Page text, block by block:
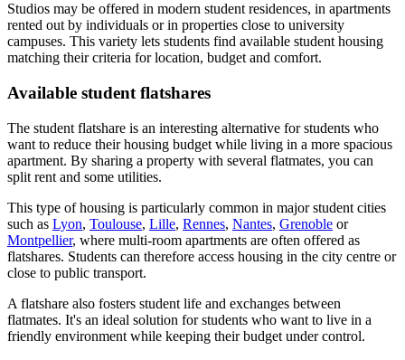
Studios may be offered in modern student residences, in apartments
rented out by individuals or in properties close to university
campuses. This variety lets students find available student housing
matching their criteria for location, budget and comfort.
Available student flatshares
The student flatshare is an interesting alternative for students who
want to reduce their housing budget while living in a more spacious
apartment. By sharing a property with several flatmates, you can
split rent and some utilities.
This type of housing is particularly common in major student cities
such as Lyon, Toulouse, Lille, Rennes, Nantes, Grenoble or
Montpellier, where multi-room apartments are often offered as
flatshares. Students can therefore access housing in the city centre or
close to public transport.
A flatshare also fosters student life and exchanges between
flatmates. It's an ideal solution for students who want to live in a
friendly environment while keeping their budget under control.